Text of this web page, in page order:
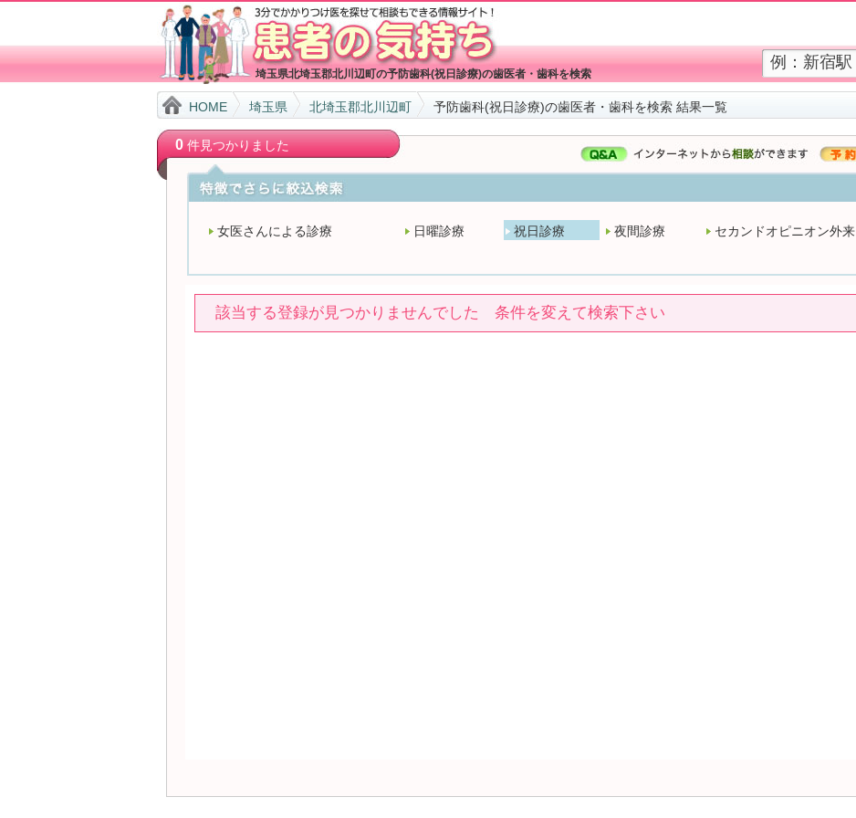
埼玉県北埼玉郡北川辺町の予防歯科(祝日診療)の歯医者・歯科を検索
HOME 埼玉県 北埼玉郡北川辺町 予防歯科(祝日診療)の歯医者・歯科を検索 結果一覧
0件見つかりました
女医さんによる診療 日曜診療 祝日診療 夜間診療 セカンドオピニオン外来
該当する登録が見つかりませんでした 条件を変えて検索下さい